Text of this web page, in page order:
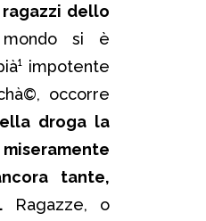
ragazzi dello
si è
impotente
occorre
droga la
tante,
Ragazze, o